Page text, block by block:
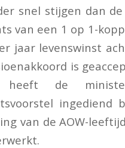
snel stijgen dan
van een 1 op 1-
jaar levenswinst
is
heeft de
ingediend
van de AOW-